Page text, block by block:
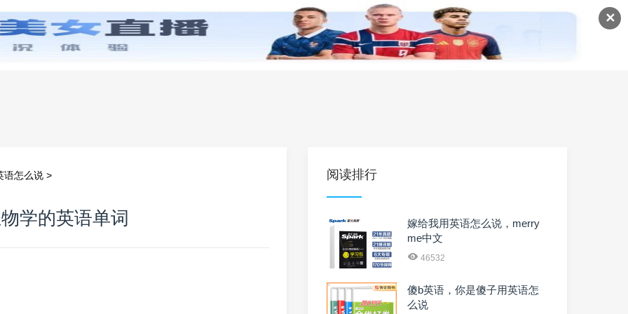
✕
零基础学英语 小学英语 初中英语 高中英语 英语课程 英语资料
语怎么说 >
学的英语单词
阅读排行
嫁给我用英语怎么说，merry
me中文
46532
傻b英语，你是傻子用英语怎
么说